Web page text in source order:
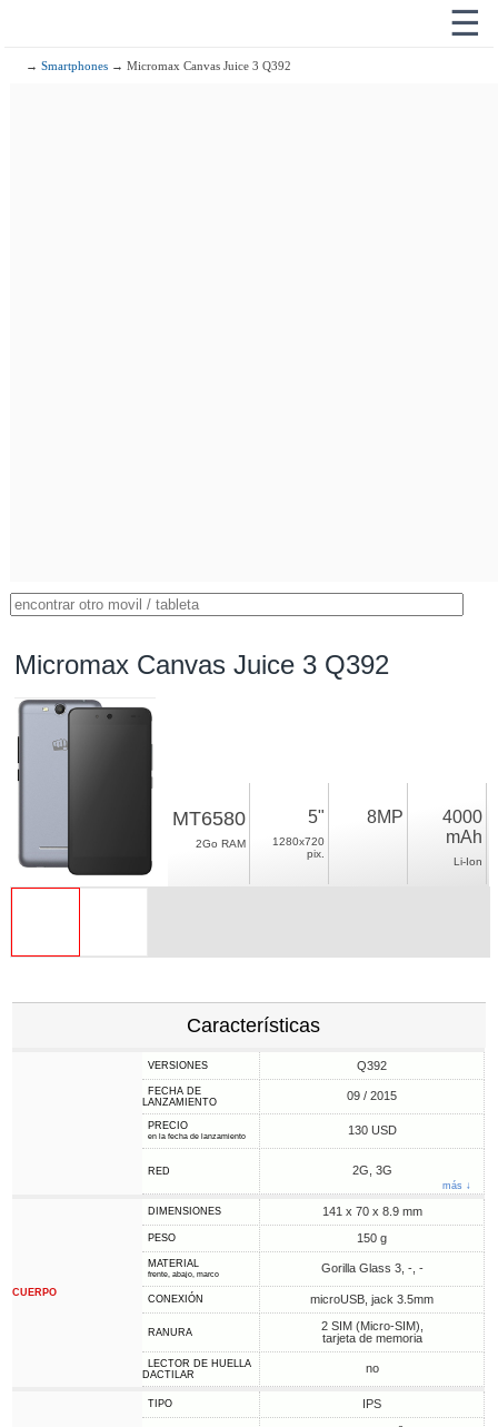
☰
→Smartphones → Micromax Canvas Juice 3 Q392
Micromax Canvas Juice 3 Q392
MT6580
2Go RAM
5"
1280x720
pix.
8MP
4000
mAh
Li-Ion
Características
VERSIONES Q392
FECHA DE
LANZAMIENTO
09 / 2015
PRECIO
en la fecha de lanzamiento 130 USD
RED 2G, 3G
más ↓
CUERPO
DIMENSIONES 141 x 70 x 8.9 mm
PESO 150 g
MATERIAL
frente, abajo, marco Gorilla Glass 3, -, -
CONEXIÓN microUSB, jack 3.5mm
RANURA
2 SIM (Micro-SIM),
tarjeta de memoria
LECTOR DE HUELLA
DACTILAR
no
TIPO IPS